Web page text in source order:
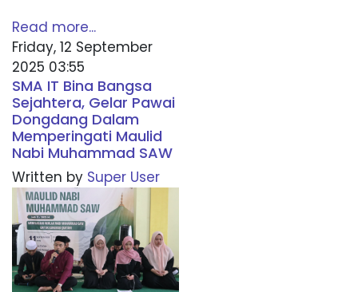
Read more...
Friday, 12 September
2025 03:55
SMA IT Bina Bangsa
Sejahtera, Gelar Pawai
Dongdang Dalam
Memperingati Maulid
Nabi Muhammad SAW
Written by Super User